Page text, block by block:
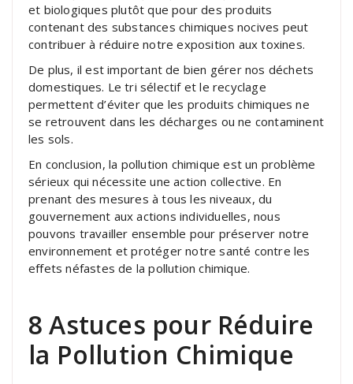
et biologiques plutôt que pour des produits
contenant des substances chimiques nocives peut
contribuer à réduire notre exposition aux toxines.
De plus, il est important de bien gérer nos déchets
domestiques. Le tri sélectif et le recyclage
permettent d’éviter que les produits chimiques ne
se retrouvent dans les décharges ou ne contaminent
les sols.
En conclusion, la pollution chimique est un problème
sérieux qui nécessite une action collective. En
prenant des mesures à tous les niveaux, du
gouvernement aux actions individuelles, nous
pouvons travailler ensemble pour préserver notre
environnement et protéger notre santé contre les
effets néfastes de la pollution chimique.
8 Astuces pour Réduire
la Pollution Chimique